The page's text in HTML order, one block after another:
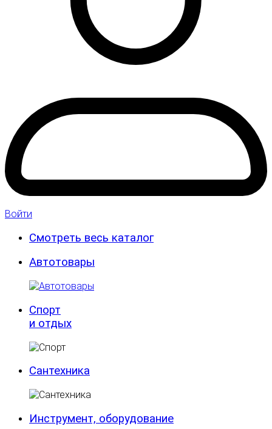
Войти
Смотреть весь каталог
Автотовары
Спорт
и отдых
Сантехника
Инструмент, оборудование